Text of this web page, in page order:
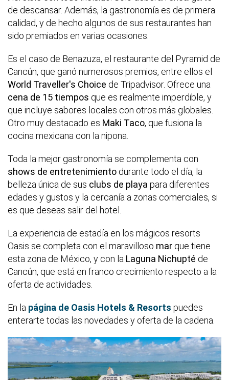
de descansar. Además, la gastronomía es de primera
calidad, y de hecho algunos de sus restaurantes han
sido premiados en varias ocasiones.
Es el caso de Benazuza, el restaurante del Pyramid de
Cancún, que ganó numerosos premios, entre ellos el
World Traveller's Choice de Tripadvisor. Ofrece una
cena de 15 tiempos que es realmente imperdible, y
que incluye sabores locales con otros más globales.
Otro muy destacado es Maki Taco, que fusiona la
cocina mexicana con la nipona.
Toda la mejor gastronomía se complementa con
shows de entretenimiento durante todo el día, la
belleza única de sus clubs de playa para diferentes
edades y gustos y la cercanía a zonas comerciales, si
es que deseas salir del hotel.
La experiencia de estadía en los mágicos resorts
Oasis se completa con el maravilloso mar que tiene
esta zona de México, y con la Laguna Nichupté de
Cancún, que está en franco crecimiento respecto a la
oferta de actividades.
En la página de Oasis Hotels & Resorts puedes
enterarte todas las novedades y oferta de la cadena.